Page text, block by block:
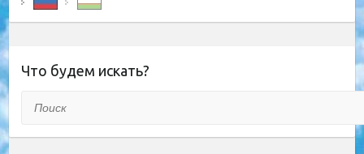
Что будем искать?